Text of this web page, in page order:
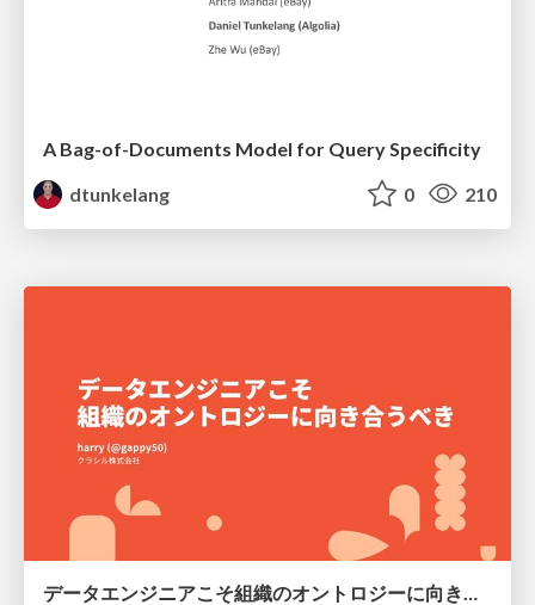
A Bag-of-Documents Model for Query Specificity
dtunkelang
0 210
データエンジニアこそ組織のオントロジーに向き合うべき — 問いに答えるAIから、事業を動かすAIへ